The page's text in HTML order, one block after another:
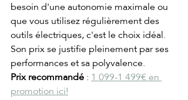
besoin d'une autonomie maximale ou
que vous utilisez régulièrement des
outils électriques, c'est le choix idéal.
Son prix se justifie pleinement par ses
performances et sa polyvalence.
Prix recommandé : 1 099-1 499€ en
promotion ici!